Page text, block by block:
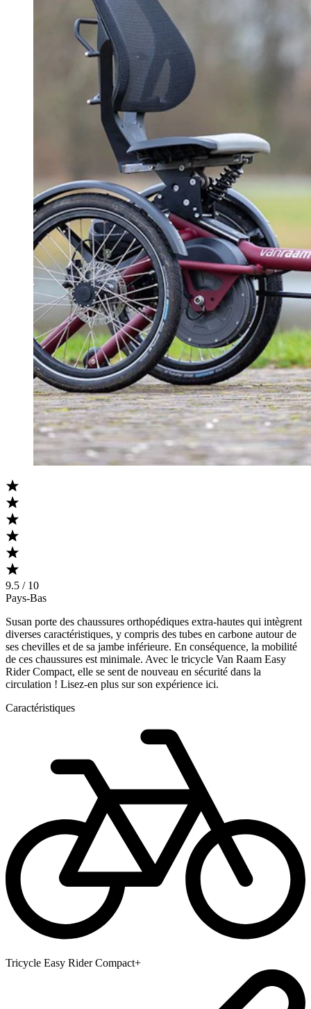
9.5 / 10
Pays-Bas
Susan porte des chaussures orthopédiques extra-hautes qui intègrent
diverses caractéristiques, y compris des tubes en carbone autour de
ses chevilles et de sa jambe inférieure. En conséquence, la mobilité
de ces chaussures est minimale. Avec le tricycle Van Raam Easy
Rider Compact, elle se sent de nouveau en sécurité dans la
circulation ! Lisez-en plus sur son expérience ici.
Caractéristiques
Tricycle Easy Rider Compact+